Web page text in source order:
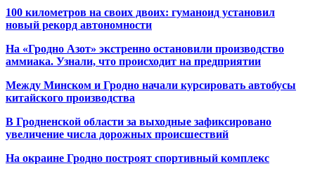
100 километров на своих двоих: гуманоид установил
новый рекорд автономности
На «Гродно Азот» экстренно остановили производство
аммиака. Узнали, что происходит на предприятии
Между Минском и Гродно начали курсировать автобусы
китайского производства
В Гродненской области за выходные зафиксировано
увеличение числа дорожных происшествий
На окраине Гродно построят спортивный комплекс